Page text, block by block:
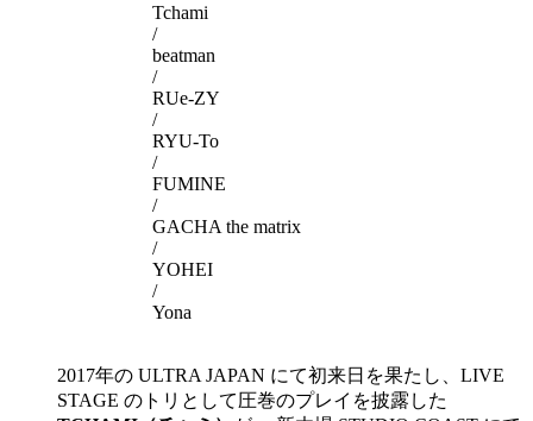
Tchami
/
beatman
/
RUe-ZY
/
RYU-To
/
FUMINE
/
GACHA the matrix
/
YOHEI
/
Yona
2017年の ULTRA JAPAN にて初来日を果たし、LIVE
STAGE のトリとして圧巻のプレイを披露した